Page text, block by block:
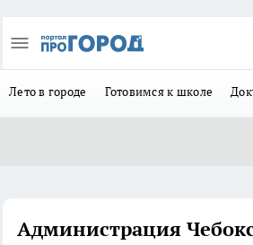
Лето в городе Готовимся к школе
Администрация